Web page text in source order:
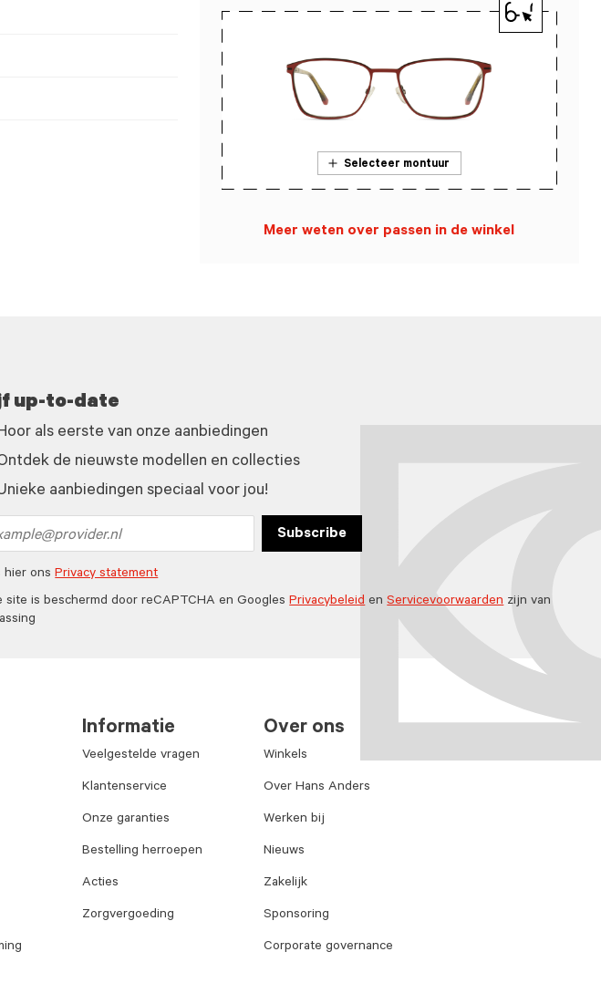
Selecteer montuur
Meer weten over passen in de winkel
up-to-date
als eerste van onze aanbiedingen
de nieuwste modellen en collecties
aanbiedingen speciaal voor jou!
Subscribe
hier onsPrivacy statement
site is beschermd door reCAPTCHA en GooglesPrivacybeleidenServicevoorwaardenzijn van
Informatie
Veelgestelde vragen
Klantenservice
Onze garanties
Bestelling herroepen
Acties
Zorgvergoeding
Over ons
Winkels
Over Hans Anders
Werken bij
Nieuws
Zakelijk
Sponsoring
Corporate governance